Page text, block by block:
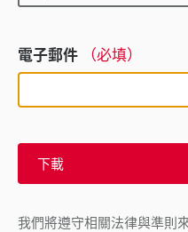
電子郵件 （必填）
下載
我們將遵守相關法律與準則